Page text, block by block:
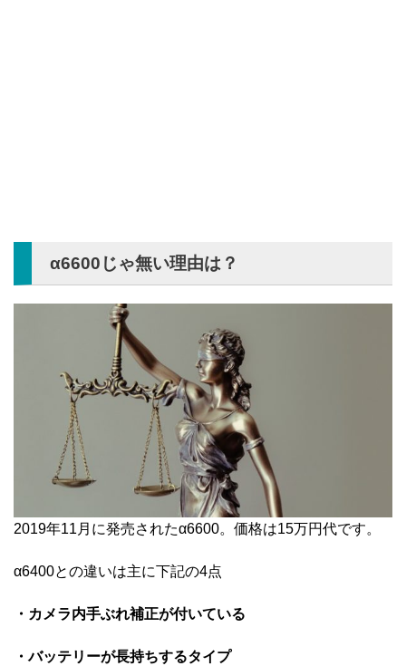
α6600じゃ無い理由は？
2019年11月に発売されたα6600。価格は15万円代です。
α6400との違いは主に下記の4点
・カメラ内手ぶれ補正が付いている
・バッテリーが長持ちするタイプ